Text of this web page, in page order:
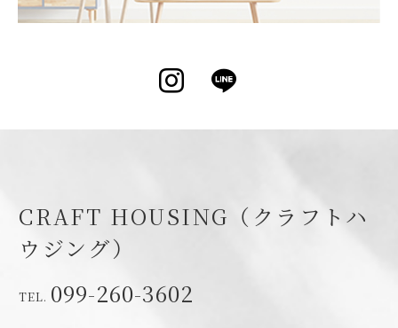
Instagram
CRAFT HOUSING（クラフトハ
ウジング）
099-260-3602